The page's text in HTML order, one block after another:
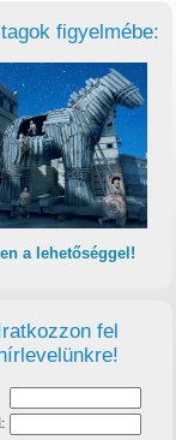
figyelmébe:
a lehetőséggel!
fel